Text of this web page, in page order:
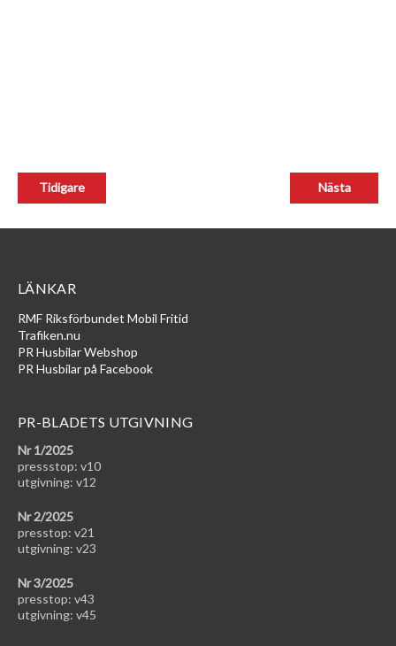
LÄNKAR
RMF Riksförbundet Mobil Fritid
Trafiken.nu
PR Husbilar Webshop
PR Husbilar på Facebook
PR-BLADETS UTGIVNING
Nr 1/2025
pressstop: v10
utgivning: v12
Nr 2/2025
presstop: v21
utgivning: v23
Nr 3/2025
presstop: v43
utgivning: v45